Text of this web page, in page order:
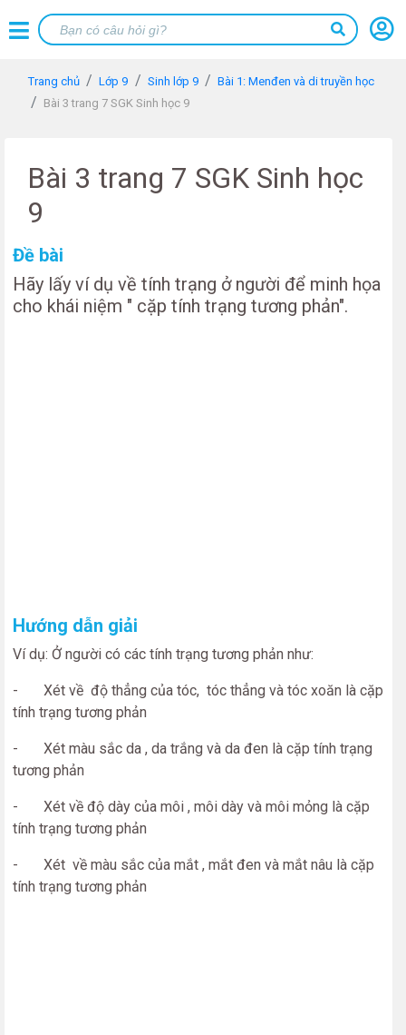
Trang chủ Lớp 9 Sinh lớp 9
Bài 1: Menđen và di truyền học
Bài 3 trang 7 SGK Sinh học 9
Bài 3 trang 7 SGK Sinh học
9
Đề bài
Hãy lấy ví dụ về tính trạng ở người để minh họa
cho khái niệm " cặp tính trạng tương phản".
Hướng dẫn giải
Ví dụ: Ở người có các tính trạng tương phản như:
- Xét về độ thẳng của tóc, tóc thẳng và tóc xoăn là cặp
tính trạng tương phản
- Xét màu sắc da , da trắng và da đen là cặp tính trạng
tương phản
- Xét về độ dày của môi , môi dày và môi mỏng là cặp
tính trạng tương phản
- Xét về màu sắc của mắt , mắt đen và mắt nâu là cặp
tính trạng tương phản